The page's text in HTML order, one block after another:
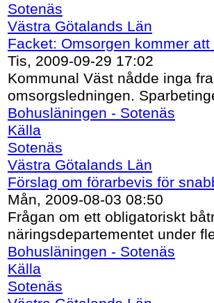
Sotenäs
Västra Götalands Län
Facket: Omsorgen kommer
Tis, 2009-09-29 17:02
Kommunal Väst nådde inga
omsorgsledningen.
Bohusläningen - Sotenäs
Källa
Sotenäs
Västra Götalands Län
Förslag om förarbevis för
Mån, 2009-08-03 08:50
Frågan om ett obligatoriskt
näringsdepartementet under
Bohusläningen - Sotenäs
Källa
Sotenäs